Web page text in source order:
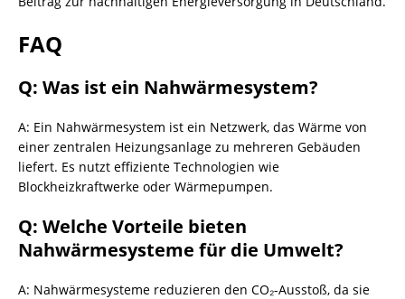
FAQ
Q: Was ist ein Nahwärmesystem?
A: Ein Nahwärmesystem ist ein Netzwerk, das Wärme von
einer zentralen Heizungsanlage zu mehreren Gebäuden
liefert. Es nutzt effiziente Technologien wie
Blockheizkraftwerke oder Wärmepumpen.
Q: Welche Vorteile bieten
Nahwärmesysteme für die Umwelt?
A: Nahwärmesysteme reduzieren den CO₂-Ausstoß, da sie